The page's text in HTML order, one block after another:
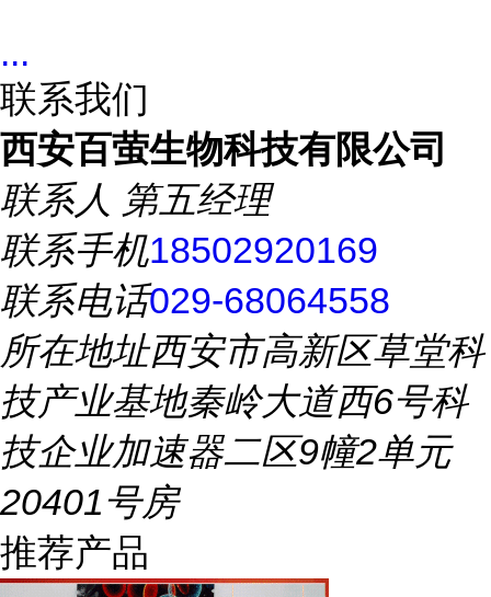
...
联系我们
西安百萤生物科技有限公司
联系人 第五经理
联系手机18502920169
联系电话029-68064558
所在地址西安市高新区草堂科
技产业基地秦岭大道西6号科
技企业加速器二区9幢2单元
20401号房
推荐产品